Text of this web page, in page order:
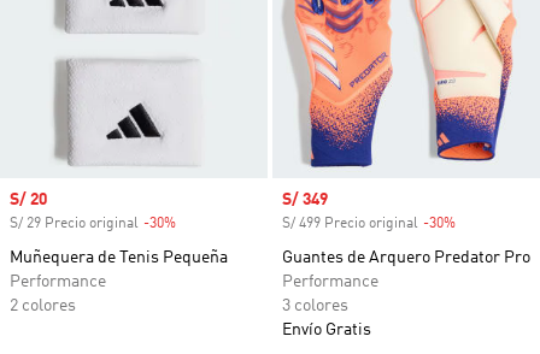
Precio de venta
S/ 20
S/ 29 Precio original -30%
Muñequera de Tenis Pequeña
Performance
2 colores
Precio de venta
S/ 349
S/ 499 Precio original -30%
Guantes de Arquero Predator Pro
Performance
3 colores
Envío Gratis